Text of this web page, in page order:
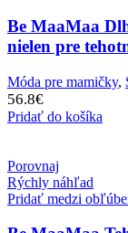
Be MaaMaa
nielen pre
Móda pre mamičky,
56.8€
Pridať do košíka
Porovnaj
Rýchly náhľad
Pridať medzi